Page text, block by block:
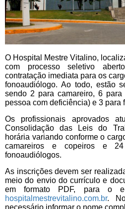
O Hospital Mestre Vitalino,
com processo seletivo
contratação imediata para os
fonoaudiólogo. Ao todo, estão
sendo 2 para camareiro, 6
pessoa com deficiência) e 3 para
Os profissionais aprovados
Consolidação das Leis do
horária variando conforme o
camareiros e copeiros e
fonoaudiólogos.
As inscrições devem ser
meio do envio do currículo e
em formato PDF, para o
hospitalmestrevitalino.com.br.